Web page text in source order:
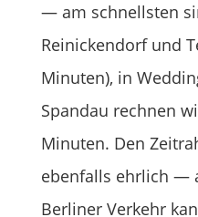
— am schnellsten
Reinickendorf und
Minuten), in
Spandau rechnen
Minuten. Den
ebenfalls ehrlich —
Berliner Verkehr